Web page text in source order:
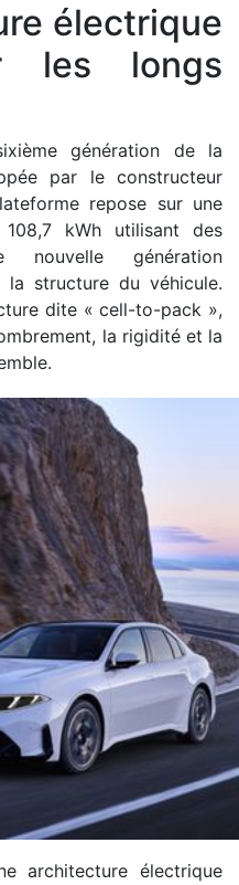
électrique
les longs
génération de la
par le constructeur
repose sur une
kWh utilisant des
nouvelle génération
la structure du véhicule.
dite « cell-to-pack »,
la rigidité et la
architecture électrique